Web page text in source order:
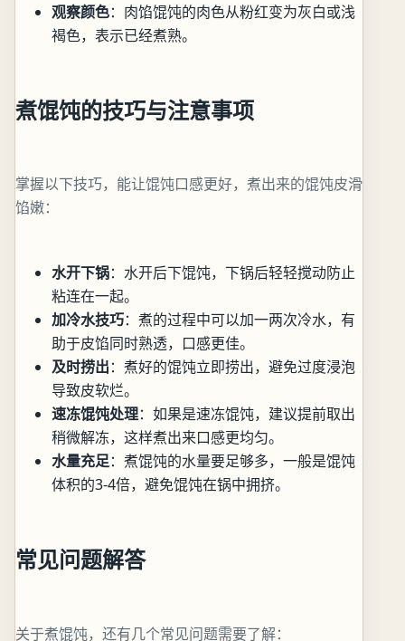
观察颜色：肉馅馄饨的肉色从粉红变为灰白或浅
褐色，表示已经煮熟。
煮馄饨的技巧与注意事项
掌握以下技巧，能让馄饨口感更好，煮出来的馄饨皮滑
馅嫩：
水开下锅：水开后下馄饨，下锅后轻轻搅动防止
粘连在一起。
加冷水技巧：煮的过程中可以加一两次冷水，有
助于皮馅同时熟透，口感更佳。
及时捞出：煮好的馄饨立即捞出，避免过度浸泡
导致皮软烂。
速冻馄饨处理：如果是速冻馄饨，建议提前取出
稍微解冻，这样煮出来口感更均匀。
水量充足：煮馄饨的水量要足够多，一般是馄饨
体积的3-4倍，避免馄饨在锅中拥挤。
常见问题解答
关于煮馄饨，还有几个常见问题需要了解：